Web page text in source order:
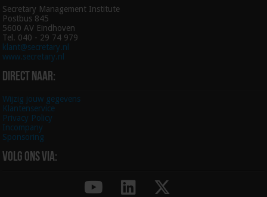
Secretary Management Institute
Postbus 845
5600 AV Eindhoven
Tel. 040 - 29 74 979
klant@secretary.nl
www.secretary.nl
Direct naar:
Wijzig jouw gegevens
Klantenservice
Privacy Policy
Incompany
Sponsoring
Volg ons via: